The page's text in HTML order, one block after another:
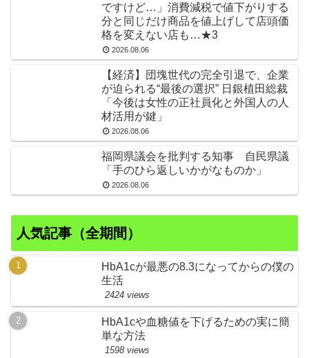
ですけど…」消費減税で値下がりする
分と同じだけ商品を値上げして店頭価
格を変えない店も…★3
2026.08.06
【経済】団塊世代の完全引退で、企業
が迫られる“最後の選択” 日銀植田総裁
「今後は女性の正社員化と外国人の人
材活用が鍵」
2026.08.06
福岡県議会を批判する知事 自民県議
「手のひら返しいかがなものか」
2026.08.06
人気記事（全期間）
HbA1cが最悪の8.3になってからの僕の
生活
2424 views
HbA1cや血糖値を下げるための実に簡
単な方法
1598 views